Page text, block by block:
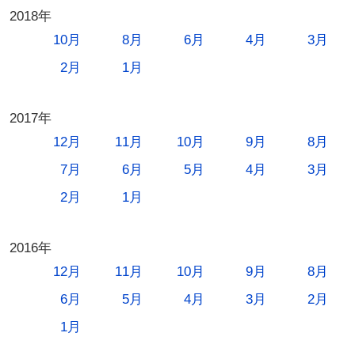
2018年
10月
8月 6月 4月
3月
2月
1月
2017年
12月
11月 10月 9月
8月
7月
6月 5月 4月
3月
2月
1月
2016年
12月
11月 10月 9月
8月
6月
5月 4月 3月
2月
1月